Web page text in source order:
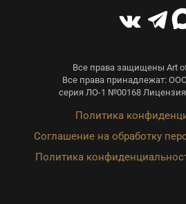
Все права защищены Art
Все права принадлежат:
серия ЛО-1 №00168
Политика
Соглашение на обработку
Политика